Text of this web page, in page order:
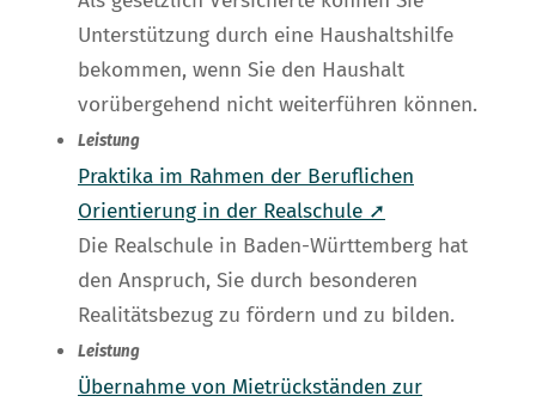
Unterstützung durch eine Haushaltshilfe
bekommen, wenn Sie den Haushalt
vorübergehend nicht weiterführen können.
Leistung
Praktika im Rahmen der Beruflichen
Orientierung in der Realschule ➚
Die Realschule in Baden-Württemberg hat
den Anspruch, Sie durch besonderen
Realitätsbezug zu fördern und zu bilden.
Leistung
Übernahme von Mietrückständen zur